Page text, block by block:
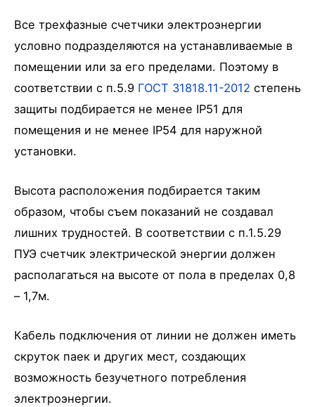
Все трехфазные счетчики электроэнергии
условно подразделяются на устанавливаемые в
помещении или за его пределами. Поэтому в
соответствии с п.5.9 ГОСТ 31818.11-2012 степень
защиты подбирается не менее IP51 для
помещения и не менее IP54 для наружной
установки.
Высота расположения подбирается таким
образом, чтобы съем показаний не создавал
лишних трудностей. В соответствии с п.1.5.29
ПУЭ счетчик электрической энергии должен
располагаться на высоте от пола в пределах 0,8
– 1,7м.
Кабель подключения от линии не должен иметь
скруток паек и других мест, создающих
возможность безучетного потребления
электроэнергии.